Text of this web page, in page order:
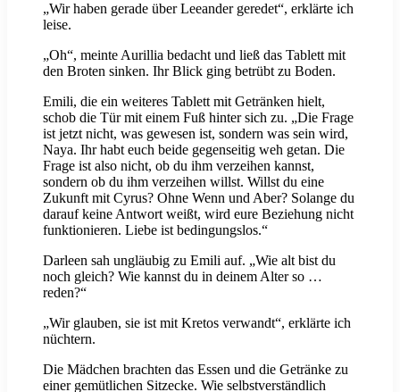
„Wir haben gerade über Leeander geredet“, erklärte ich
leise.
„Oh“, meinte Aurillia bedacht und ließ das Tablett mit
den Broten sinken. Ihr Blick ging betrübt zu Boden.
Emili, die ein weiteres Tablett mit Getränken hielt,
schob die Tür mit einem Fuß hinter sich zu. „Die Frage
ist jetzt nicht, was gewesen ist, sondern was sein wird,
Naya. Ihr habt euch beide gegenseitig weh getan. Die
Frage ist also nicht, ob du ihm verzeihen kannst,
sondern ob du ihm verzeihen willst. Willst du eine
Zukunft mit Cyrus? Ohne Wenn und Aber? Solange du
darauf keine Antwort weißt, wird eure Beziehung nicht
funktionieren. Liebe ist bedingungslos.“
Darleen sah ungläubig zu Emili auf. „Wie alt bist du
noch gleich? Wie kannst du in deinem Alter so …
reden?“
„Wir glauben, sie ist mit Kretos verwandt“, erklärte ich
nüchtern.
Die Mädchen brachten das Essen und die Getränke zu
einer gemütlichen Sitzecke. Wie selbstverständlich